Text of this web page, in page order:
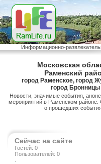
Информационно-
Московская
Раменский
город Раменское, город
город Бронницы
Новости, значимые события,
мероприятий в Раменском районе.
о прошедших
Сейчас на сайте
Гостей: 0
Пользователей: 0